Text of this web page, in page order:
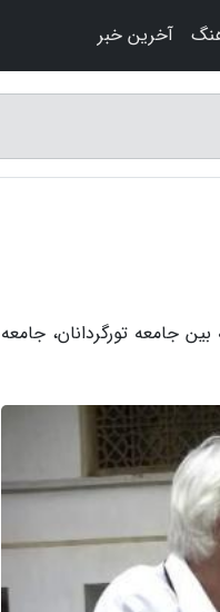
تفاهم نامه چهارجانبه بین جامعه تورگردانان، جامعه
آخرین خبر